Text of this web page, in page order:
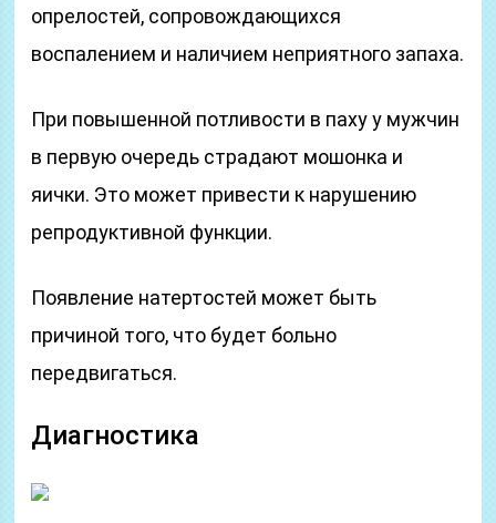
опрелостей, сопровождающихся
воспалением и наличием неприятного запаха.
При повышенной потливости в паху у мужчин
в первую очередь страдают мошонка и
яички. Это может привести к нарушению
репродуктивной функции.
Появление натертостей может быть
причиной того, что будет больно
передвигаться.
Диагностика